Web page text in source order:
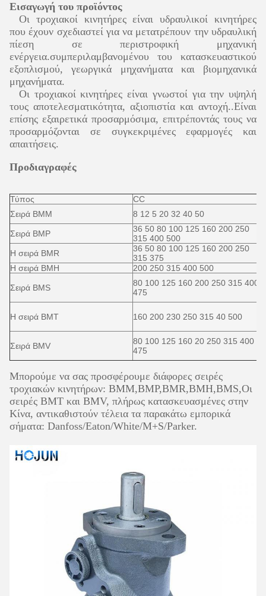
Εισαγωγή του προϊόντος
Οι τροχιακοί κινητήρες είναι υδραυλικοί κινητήρες
που έχουν σχεδιαστεί για να μετατρέπουν την υδραυλική
πίεση σε περιστροφική μηχανική
ενέργεια.συμπεριλαμβανομένου του κατασκευαστικού
εξοπλισμού, γεωργικά μηχανήματα και βιομηχανικά
μηχανήματα.
Οι τροχιακοί κινητήρες είναι γνωστοί για την υψηλή
τους αποτελεσματικότητα, αξιοπιστία και αντοχή..Είναι
επίσης εξαιρετικά προσαρμόσιμα, επιτρέποντάς τους να
προσαρμόζονται σε συγκεκριμένες εφαρμογές και
απαιτήσεις.
Προδιαγραφές
Τύπος CC
Σειρά BMM
8 12 5 20 32 40 50
Σειρά BMP
36 50 80 100 125 160 200 250
315 400 500
Η σειρά BMR
36 50 80 100 125 160 200 250
315 375
Η σειρά BMH
200 250 315 400 500
Σειρά BMS
80 100 125 160 200 250 315 400
475
Η σειρά BMT 160 200 230 250 315 40 500
Σειρά BMV
80 100 125 160 20 250 315 400
475
Μπορούμε να σας προσφέρουμε διάφορες σειρές
τροχιακών κινητήρων: BMM,BMP,BMR,BMH,BMS,Οι
σειρές BMT και BMV, πλήρως κατασκευασμένες στην
Κίνα, αντικαθιστούν τέλεια τα παρακάτω εμπορικά
σήματα: Danfoss/Eaton/White/M+S/Parker.